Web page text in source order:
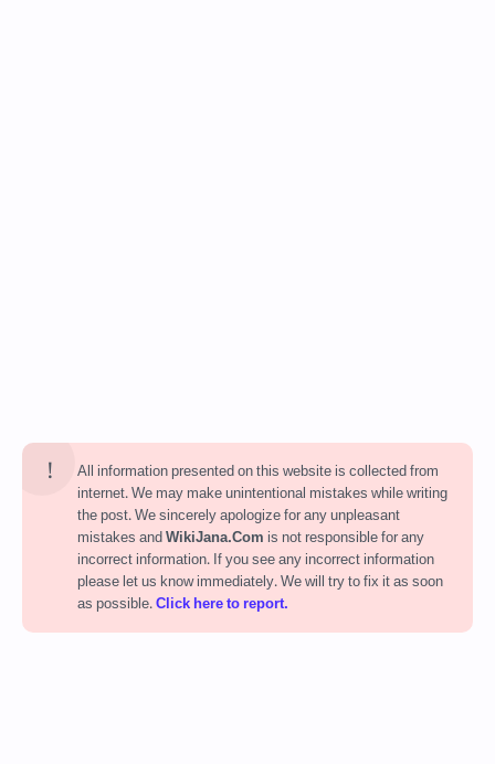
All information presented on this website is collected from
internet. We may make unintentional mistakes while writing
the post. We sincerely apologize for any unpleasant
mistakes andWikiJana.Com is not responsible for any
incorrect information. If you see any incorrect information
please let us know immediately. We will try to fix it as soon
as possible.Click here to report.